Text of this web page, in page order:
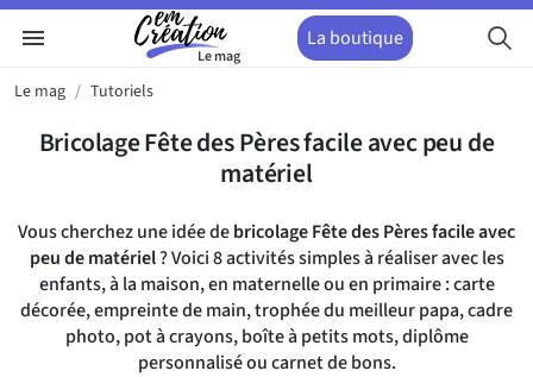
menu
Le mag
La boutique
Le mag Tutoriels
Bricolage Fête des Pères facile avec peu de
matériel
Vous cherchez une idée debricolage Fête des Pères facile avec
peu de matériel? Voici 8 activités simples à réaliser avec les
enfants, à la maison, en maternelle ou en primaire : carte
décorée, empreinte de main, trophée du meilleur papa, cadre
photo, pot à crayons, boîte à petits mots, diplôme
personnalisé ou carnet de bons.